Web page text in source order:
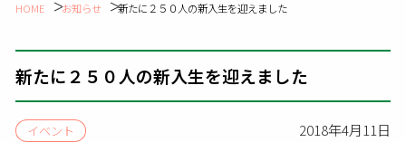
HOME お知らせ 新たに２５０人の新入生を迎えました
新たに２５０人の新入生を迎えました
イベント 2018年4月11日